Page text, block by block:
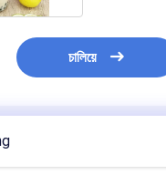
চালিয়ে
ฑ์